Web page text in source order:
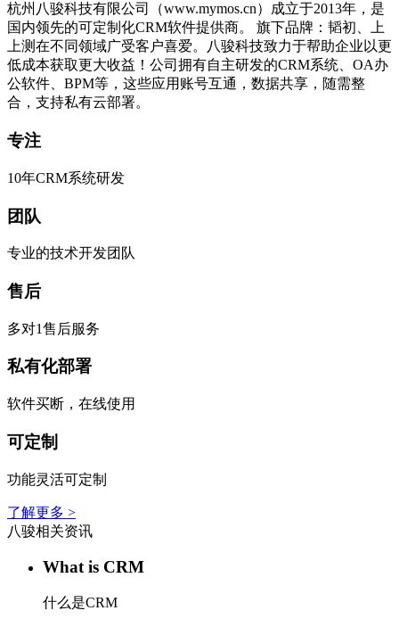
杭州八骏科技有限公司（www.mymos.cn）成立于2013年，是
国内领先的可定制化CRM软件提供商。 旗下品牌：韬初、上
上测在不同领域广受客户喜爱。八骏科技致力于帮助企业以更
低成本获取更大收益！公司拥有自主研发的CRM系统、OA办
公软件、BPM等，这些应用账号互通，数据共享，随需整
合，支持私有云部署。
专注
10年CRM系统研发
团队
专业的技术开发团队
售后
多对1售后服务
私有化部署
软件买断，在线使用
可定制
功能灵活可定制
了解更多 >
八骏相关资讯
What is CRM
什么是CRM